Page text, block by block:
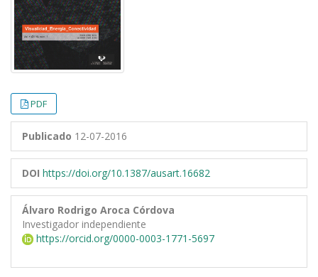
PDF
Publicado 12-07-2016
DOI https://doi.org/10.1387/ausart.16682
Álvaro Rodrigo Aroca Córdova
Investigador independiente
https://orcid.org/0000-0003-1771-5697